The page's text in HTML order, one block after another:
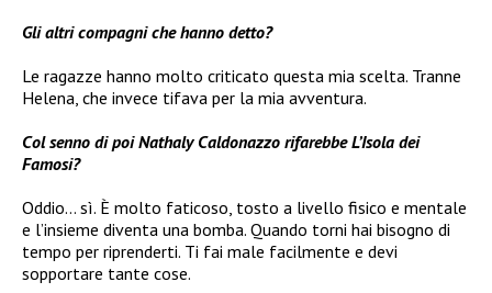
Gli altri compagni che hanno detto?
Le ragazze hanno molto criticato questa mia scelta. Tranne
Helena, che invece tifava per la mia avventura.
Col senno di poi Nathaly Caldonazzo rifarebbe L’Isola dei
Famosi?
Oddio… sì. È molto faticoso, tosto a livello fisico e mentale
e l’insieme diventa una bomba. Quando torni hai bisogno di
tempo per riprenderti. Ti fai male facilmente e devi
sopportare tante cose.